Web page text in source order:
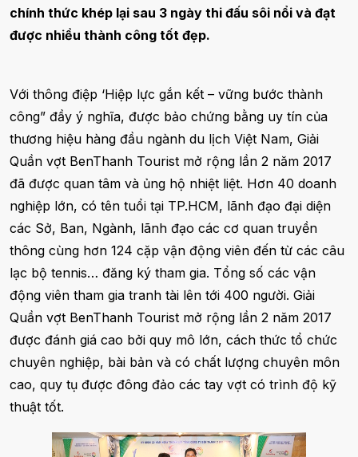
chính thức khép lại sau 3 ngày thi đấu sôi nổi và đạt
được nhiều thành công tốt đẹp.
Với thông điệp ‘Hiệp lực gắn kết – vững bước thành
công” đầy ý nghĩa, được bảo chứng bằng uy tín của
thương hiệu hàng đầu ngành du lịch Việt Nam, Giải
Quần vợt BenThanh Tourist mở rộng lần 2 năm 2017
đã được quan tâm và ủng hộ nhiệt liệt. Hơn 40 doanh
nghiệp lớn, có tên tuổi tại TP.HCM, lãnh đạo đại diện
các Sở, Ban, Ngành, lãnh đạo các cơ quan truyền
thông cùng hơn 124 cặp vận động viên đến từ các câu
lạc bộ tennis… đăng ký tham gia. Tổng số các vận
động viên tham gia tranh tài lên tới 400 người. Giải
Quần vợt BenThanh Tourist mở rộng lần 2 năm 2017
được đánh giá cao bởi quy mô lớn, cách thức tổ chức
chuyên nghiệp, bài bản và có chất lượng chuyên môn
cao, quy tụ được đông đảo các tay vợt có trình độ kỹ
thuật tốt.